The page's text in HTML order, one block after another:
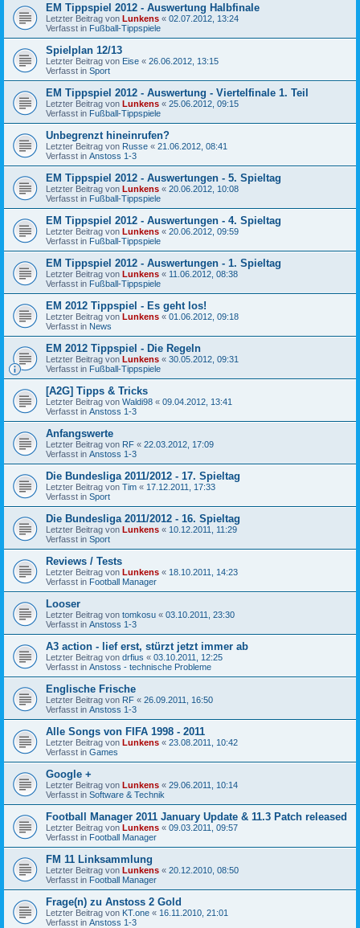
EM Tippspiel 2012 - Auswertung Halbfinale
Letzter Beitrag von Lunkens « 02.07.2012, 13:24
Verfasst in Fußball-Tippspiele
Spielplan 12/13
Letzter Beitrag von Eise « 26.06.2012, 13:15
Verfasst in Sport
EM Tippspiel 2012 - Auswertung - Viertelfinale 1. Teil
Letzter Beitrag von Lunkens « 25.06.2012, 09:15
Verfasst in Fußball-Tippspiele
Unbegrenzt hineinrufen?
Letzter Beitrag von Russe « 21.06.2012, 08:41
Verfasst in Anstoss 1-3
EM Tippspiel 2012 - Auswertungen - 5. Spieltag
Letzter Beitrag von Lunkens « 20.06.2012, 10:08
Verfasst in Fußball-Tippspiele
EM Tippspiel 2012 - Auswertungen - 4. Spieltag
Letzter Beitrag von Lunkens « 20.06.2012, 09:59
Verfasst in Fußball-Tippspiele
EM Tippspiel 2012 - Auswertungen - 1. Spieltag
Letzter Beitrag von Lunkens « 11.06.2012, 08:38
Verfasst in Fußball-Tippspiele
EM 2012 Tippspiel - Es geht los!
Letzter Beitrag von Lunkens « 01.06.2012, 09:18
Verfasst in News
EM 2012 Tippspiel - Die Regeln
Letzter Beitrag von Lunkens « 30.05.2012, 09:31
Verfasst in Fußball-Tippspiele
[A2G] Tipps & Tricks
Letzter Beitrag von Waldi98 « 09.04.2012, 13:41
Verfasst in Anstoss 1-3
Anfangswerte
Letzter Beitrag von RF « 22.03.2012, 17:09
Verfasst in Anstoss 1-3
Die Bundesliga 2011/2012 - 17. Spieltag
Letzter Beitrag von Tim « 17.12.2011, 17:33
Verfasst in Sport
Die Bundesliga 2011/2012 - 16. Spieltag
Letzter Beitrag von Lunkens « 10.12.2011, 11:29
Verfasst in Sport
Reviews / Tests
Letzter Beitrag von Lunkens « 18.10.2011, 14:23
Verfasst in Football Manager
Looser
Letzter Beitrag von tomkosu « 03.10.2011, 23:30
Verfasst in Anstoss 1-3
A3 action - lief erst, stürzt jetzt immer ab
Letzter Beitrag von drfius « 03.10.2011, 12:25
Verfasst in Anstoss - technische Probleme
Englische Frische
Letzter Beitrag von RF « 26.09.2011, 16:50
Verfasst in Anstoss 1-3
Alle Songs von FIFA 1998 - 2011
Letzter Beitrag von Lunkens « 23.08.2011, 10:42
Verfasst in Games
Google +
Letzter Beitrag von Lunkens « 29.06.2011, 10:14
Verfasst in Software & Technik
Football Manager 2011 January Update & 11.3 Patch released
Letzter Beitrag von Lunkens « 09.03.2011, 09:57
Verfasst in Football Manager
FM 11 Linksammlung
Letzter Beitrag von Lunkens « 20.12.2010, 08:50
Verfasst in Football Manager
Frage(n) zu Anstoss 2 Gold
Letzter Beitrag von KT.one « 16.11.2010, 21:01
Verfasst in Anstoss 1-3